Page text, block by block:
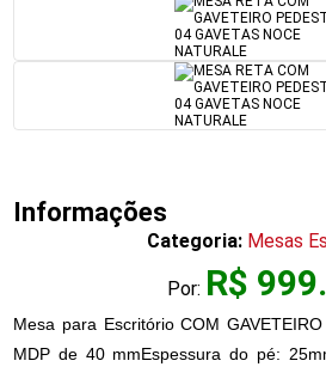
Informações
Categoria: Mesas
Por: R$
Mesa para Escritório COM
MDP de 40 mmEspessura do pé: